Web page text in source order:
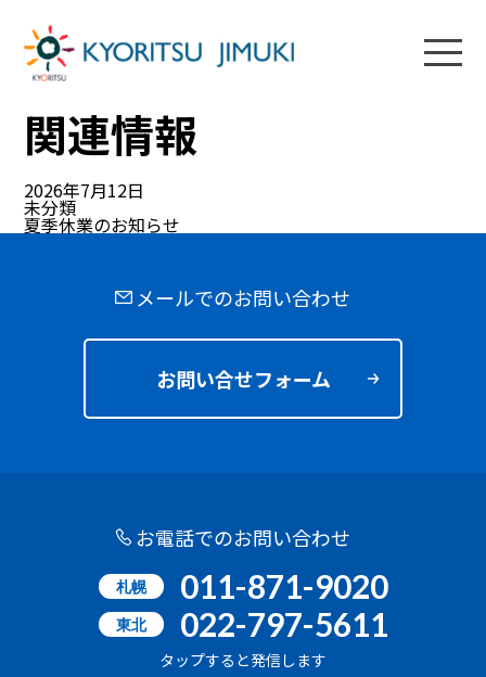
夏季休業のお知らせ
2026年7月12日
関連情報
2026年7月12日
未分類
夏季休業のお知らせ
メールでのお問い合わせ
お問い合せフォーム
お電話でのお問い合わせ
札幌 011-871-9020
東北 022-797-5611
タップすると発信します